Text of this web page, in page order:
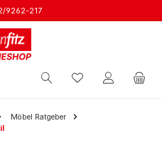
9262-217
Möbel Ratgeber